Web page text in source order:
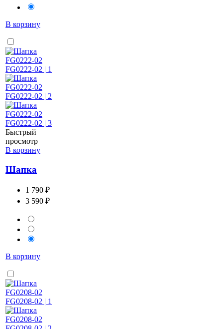
В корзину
Быстрый
просмотр
В корзину
Шапка
1 790 ₽
3 590 ₽
В корзину